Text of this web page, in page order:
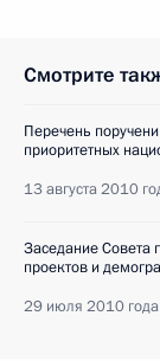
Смотрите
Перечень
приоритетных
13 августа 2010
Заседание Совета
проектов и
29 июля 2010 года